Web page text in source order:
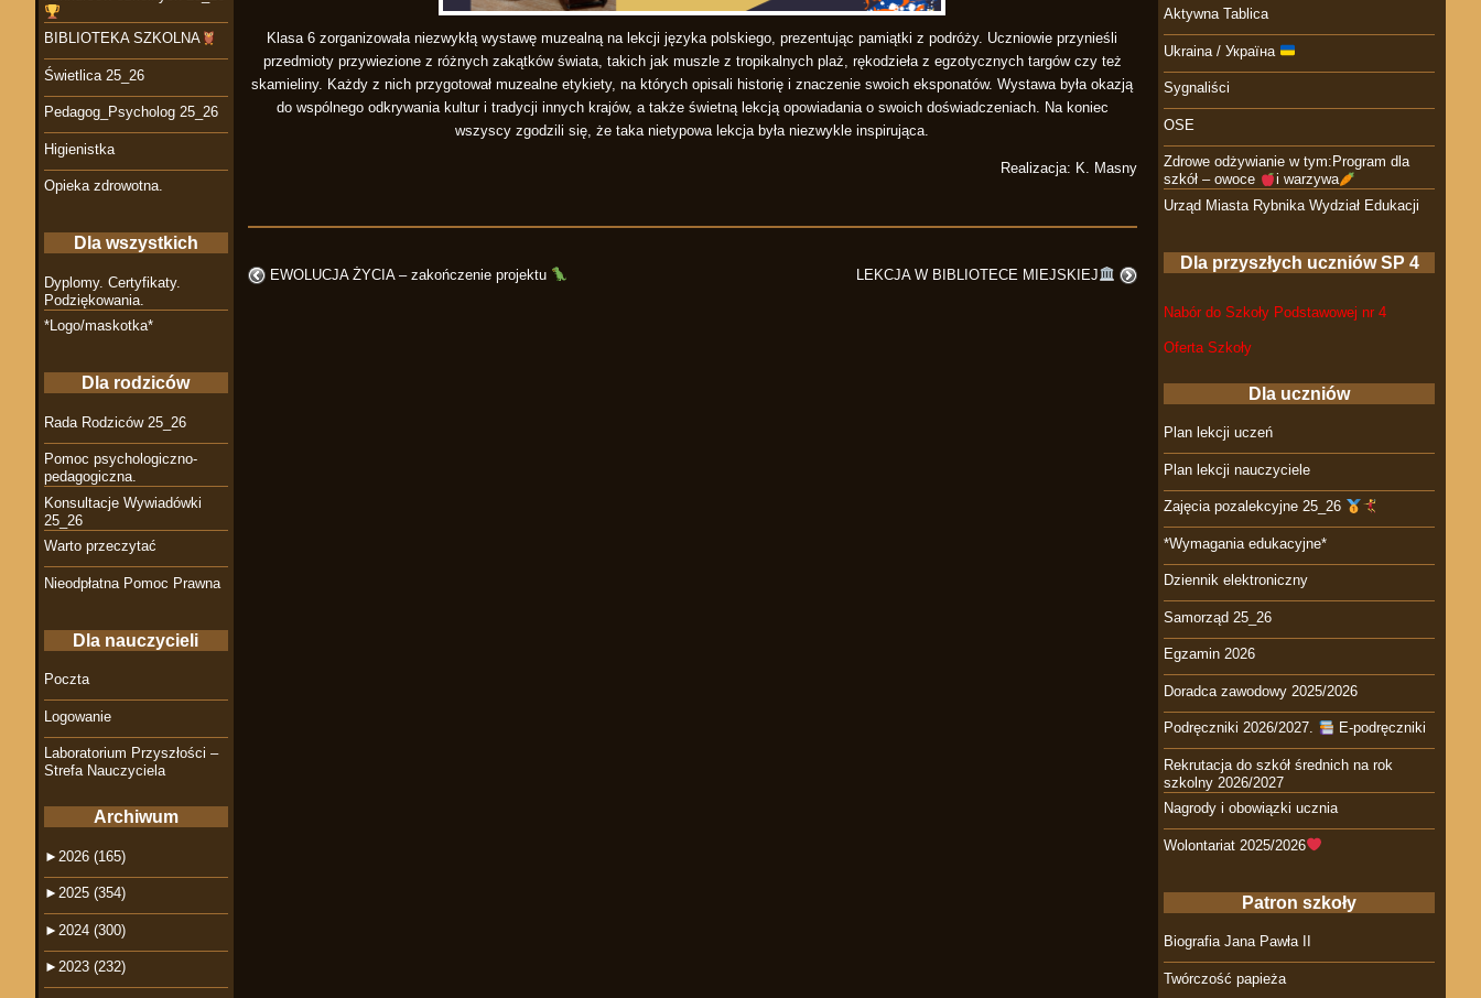
Klasa 6 zorganizowała niezwykłą wystawę muzealną na lekcji języka polskiego, prezentując pamiątki z podróży. Uczniowie przynieśli
przedmioty przywiezione z różnych zakątków świata, takich jak muszle z tropikalnych plaż, rękodzieła z egzotycznych targów czy też
skamieliny. Każdy z nich przygotował muzealne etykiety, na których opisali historię i znaczenie swoich eksponatów. Wystawa była okazją
do wspólnego odkrywania kultur i tradycji innych krajów, a także świetną lekcją opowiadania o swoich doświadczeniach. Na koniec
wszyscy zgodzili się, że taka nietypowa lekcja była niezwykle inspirująca.
Realizacja: K. Masny
EWOLUCJA ŻYCIA – zakończenie projektu LEKCJA W BIBLIOTECE MIEJSKIEJ
Aktywna Tablica
Ukraina / Україна
Sygnaliści
OSE
Zdrowe odżywianie w tym:Program dla
szkół – owoce
i warzywa
Urząd Miasta Rybnika Wydział Edukacji
Dla przyszłych uczniów SP 4
Nabór do Szkoły Podstawowej nr 4
Oferta Szkoły
Dla uczniów
Plan lekcji uczeń
Plan lekcji nauczyciele
Zajęcia pozalekcyjne 25_26
*Wymagania edukacyjne*
Dziennik elektroniczny
Samorząd 25_26
Egzamin 2026
Doradca zawodowy 2025/2026
Podręczniki 2026/2027. E-podręczniki
Rekrutacja do szkół średnich na rok
szkolny 2026/2027
Nagrody i obowiązki ucznia
Wolontariat 2025/2026
Patron szkoły
Biografia Jana Pawła II
Twórczość papieża
BIBLIOTEKA SZKOLNA
Świetlica 25_26
Pedagog_Psycholog 25_26
Higienistka
Opieka zdrowotna.
Dla wszystkich
Dyplomy. Certyfikaty.
Podziękowania.
*Logo/maskotka*
Dla rodziców
Rada Rodziców 25_26
Pomoc psychologiczno-
pedagogiczna.
Konsultacje Wywiadówki
25_26
Warto przeczytać
Nieodpłatna Pomoc Prawna
Dla nauczycieli
Poczta
Logowanie
Laboratorium Przyszłości –
Strefa Nauczyciela
Archiwum
► 2026 (165)
► 2025 (354)
► 2024 (300)
► 2023 (232)